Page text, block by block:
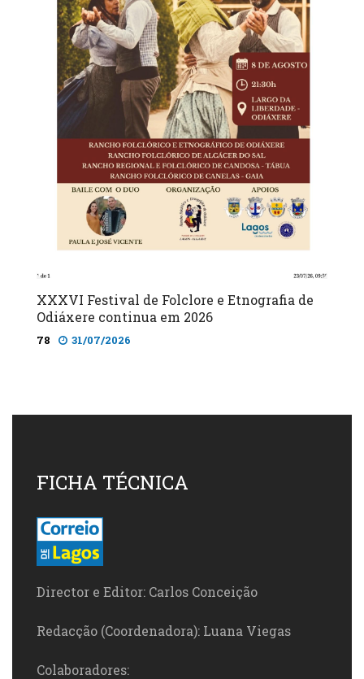
XXXVI Festival de Folclore e Etnografia de
Odiáxere continua em 2026
78 31/07/2026
FICHA TÉCNICA
Director e Editor: Carlos Conceição
Redacção (Coordenadora): Luana Viegas
Colaboradores: